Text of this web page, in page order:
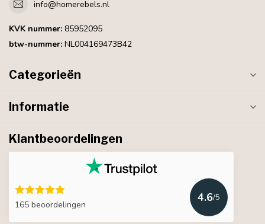
info@homerebels.nl
KVK nummer: 85952095
btw-nummer: NL004169473B42
Categorieën
Informatie
Klantbeoordelingen
165 beoordelingen
4.6/5